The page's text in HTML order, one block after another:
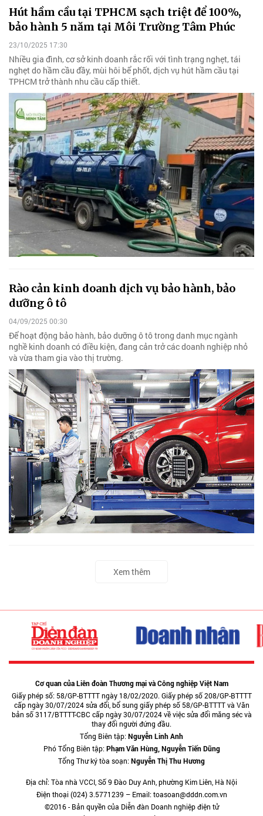
Hút hầm cầu tại TPHCM sạch triệt để 100%,
bảo hành 5 năm tại Môi Trường Tâm Phúc
23/10/2025 17:30
Nhiều gia đình, cơ sở kinh doanh rắc rối với tình trạng nghẹt, tái
nghẹt do hầm cầu đầy, mùi hôi bể phốt, dịch vụ hút hầm cầu tại
TPHCM trở thành nhu cầu cấp thiết.
Rào cản kinh doanh dịch vụ bảo hành, bảo
dưỡng ô tô
04/09/2025 00:30
Để hoạt động bảo hành, bảo dưỡng ô tô trong danh mục ngành
nghề kinh doanh có điều kiện, đang cản trở các doanh nghiệp nhỏ
và vừa tham gia vào thị trường.
Xem thêm
Cơ quan của Liên đoàn Thương mại và Công nghiệp Việt Nam
Giấy phép số: 58/GP-BTTTT ngày 18/02/2020. Giấy phép số 208/GP-BTTTT
cấp ngày 30/07/2024 sửa đổi, bổ sung giấy phép số 58/GP-BTTTT và Văn
bản số 3117/BTTTT-CBC cấp ngày 30/07/2024 về việc sửa đổi măng séc và
thay đổi người đứng đầu.
Tổng Biên tập:Nguyễn Linh Anh
Phó Tổng Biên tập:Phạm Văn Hùng, Nguyễn Tiến Dũng
Tổng Thư ký tòa soạn:Nguyễn Thị Thu Hương
Địa chỉ: Tòa nhà VCCI, Số 9 Đào Duy Anh, phường Kim Liên, Hà Nội
Điện thoại (024) 3.5771239 – Email: toasoan@dddn.com.vn
©2016 - Bản quyền của Diễn đàn Doanh nghiệp điện tử